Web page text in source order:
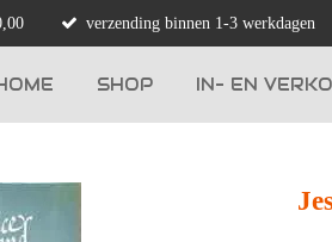
verzending binnen 1-3 werkdagen
SHOP IN- EN